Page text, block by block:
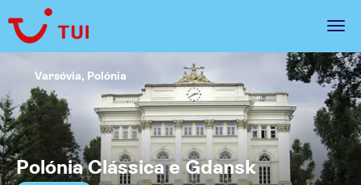
Polónia Clássica e Gdansk
Varsóvia, Polónia